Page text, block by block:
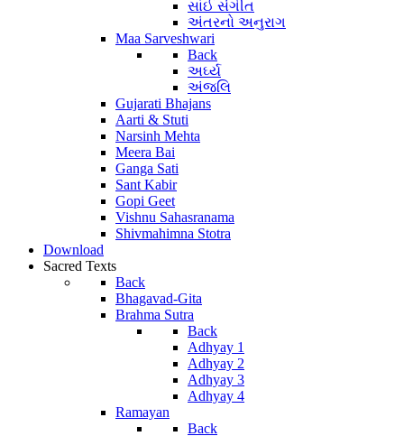
સાંઈ સંગીત
અંતરનો અનુરાગ
Maa Sarveshwari
Back
અર્ઘ્ય
અંજલિ
Gujarati Bhajans
Aarti & Stuti
Narsinh Mehta
Meera Bai
Ganga Sati
Sant Kabir
Gopi Geet
Vishnu Sahasranama
Shivmahimna Stotra
Download
Sacred Texts
Back
Bhagavad-Gita
Brahma Sutra
Back
Adhyay 1
Adhyay 2
Adhyay 3
Adhyay 4
Ramayan
Back